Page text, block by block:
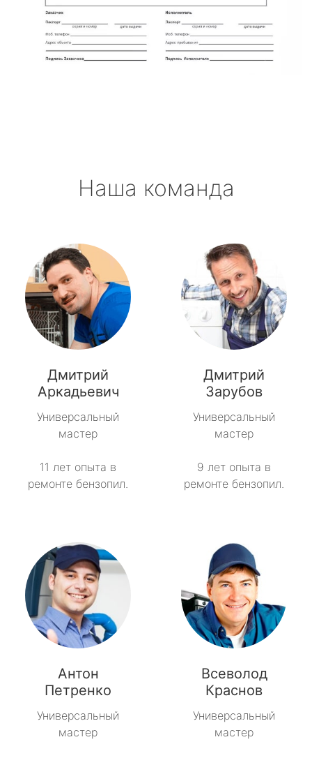
Наша команда
Дмитрий
Аркадьевич
Универсальный
мастер
11 лет опыта в
ремонте бензопил.
Дмитрий
Зарубов
Универсальный
мастер
9 лет опыта в
ремонте бензопил.
Антон
Петренко
Универсальный
мастер
Всеволод
Краснов
Универсальный
мастер